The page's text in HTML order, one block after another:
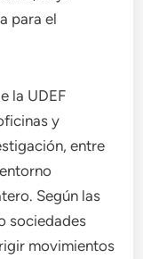
para el
la UDEF
y
entre
Según las
sociedades
movimientos